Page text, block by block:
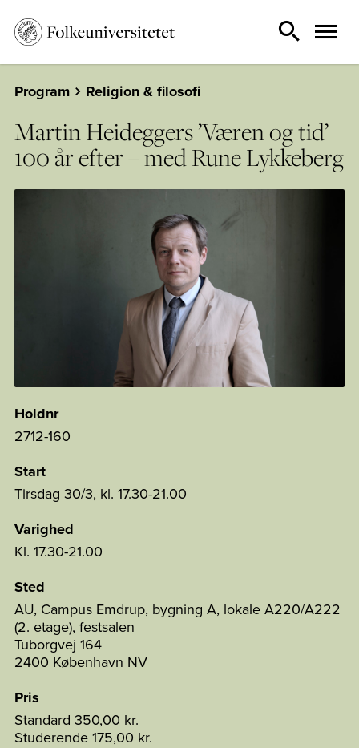
Program Religion & filosofi
Martin Heideggers ’Væren og tid’
100 år efter – med Rune Lykkeberg
Holdnr
2712-160
Start
Tirsdag 30/3, kl. 17.30-21.00
Varighed
Kl. 17.30-21.00
Sted
AU, Campus Emdrup, bygning A, lokale A220/A222
(2. etage), festsalen
Tuborgvej 164
2400 København NV
Pris
Standard 350,00 kr.
Studerende 175,00 kr.